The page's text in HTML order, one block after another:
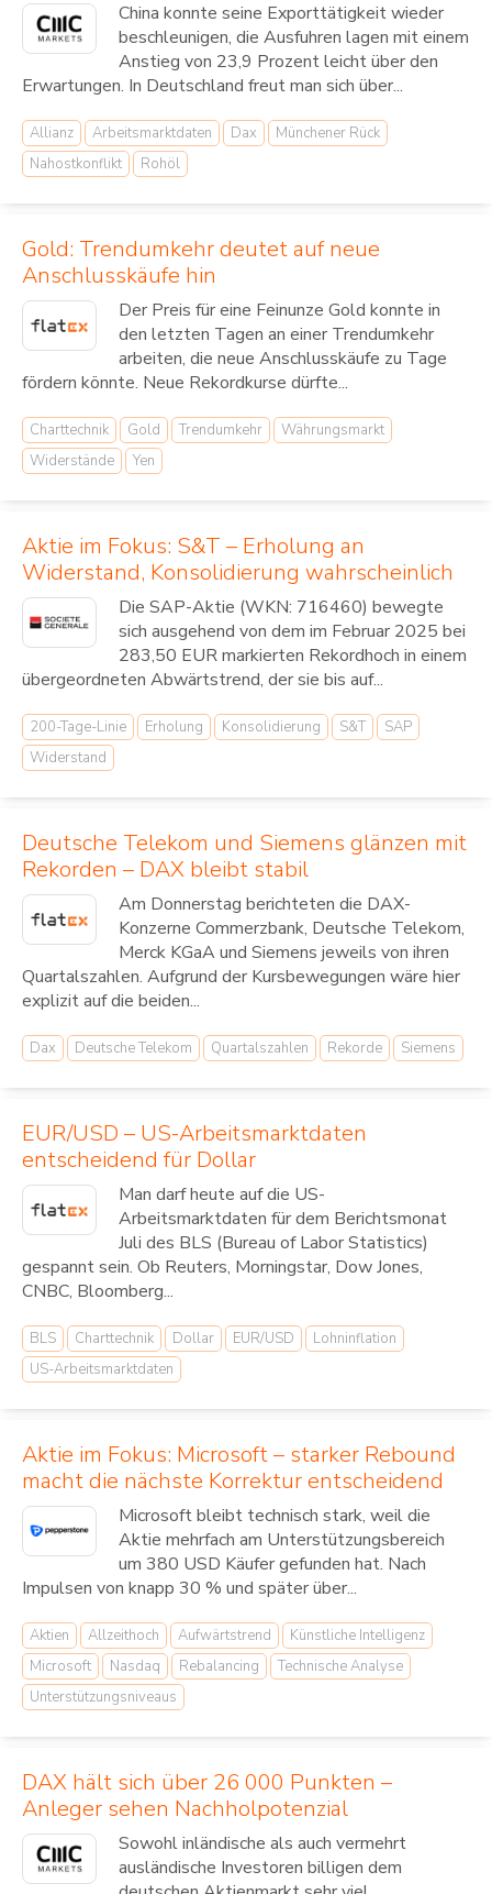
China konnte seine Exporttätigkeit wieder
beschleunigen, die Ausfuhren lagen mit einem
Anstieg von 23,9 Prozent leicht über den
Erwartungen. In Deutschland freut man sich über...
Allianz Arbeitsmarktdaten Dax
Münchener Rück
Nahostkonflikt
Rohöl
Gold: Trendumkehr deutet auf neue
Anschlusskäufe hin
Der Preis für eine Feinunze Gold konnte in
den letzten Tagen an einer Trendumkehr
arbeiten, die neue Anschlusskäufe zu Tage
fördern könnte. Neue Rekordkurse dürfte...
Charttechnik Gold Trendumkehr
Währungsmarkt
Widerstände
Yen
Aktie im Fokus: S&T – Erholung an
Widerstand, Konsolidierung wahrscheinlich
Die SAP-Aktie (WKN: 716460) bewegte
sich ausgehend von dem im Februar 2025 bei
283,50 EUR markierten Rekordhoch in einem
übergeordneten Abwärtstrend, der sie bis auf...
200-Tage-Linie Erholung Konsolidierung S&T
SAP
Widerstand
Deutsche Telekom und Siemens glänzen mit
Rekorden – DAX bleibt stabil
Am Donnerstag berichteten die DAX-
Konzerne Commerzbank, Deutsche Telekom,
Merck KGaA und Siemens jeweils von ihren
Quartalszahlen. Aufgrund der Kursbewegungen wäre hier
explizit auf die beiden...
Dax Deutsche Telekom Quartalszahlen Rekorde Siemens
EUR/USD – US-Arbeitsmarktdaten
entscheidend für Dollar
Man darf heute auf die US-
Arbeitsmarktdaten für dem Berichtsmonat
Juli des BLS (Bureau of Labor Statistics)
gespannt sein. Ob Reuters, Morningstar, Dow Jones,
CNBC, Bloomberg...
BLS Charttechnik Dollar EUR/USD
Lohninflation
US-Arbeitsmarktdaten
Aktie im Fokus: Microsoft – starker Rebound
macht die nächste Korrektur entscheidend
Microsoft bleibt technisch stark, weil die
Aktie mehrfach am Unterstützungsbereich
um 380 USD Käufer gefunden hat. Nach
Impulsen von knapp 30 % und später über...
Aktien Allzeithoch Aufwärtstrend
Künstliche Intelligenz
Microsoft
Nasdaq Rebalancing
Technische Analyse
Unterstützungsniveaus
DAX hält sich über 26 000 Punkten –
Anleger sehen Nachholpotenzial
Sowohl inländische als auch vermehrt
ausländische Investoren billigen dem